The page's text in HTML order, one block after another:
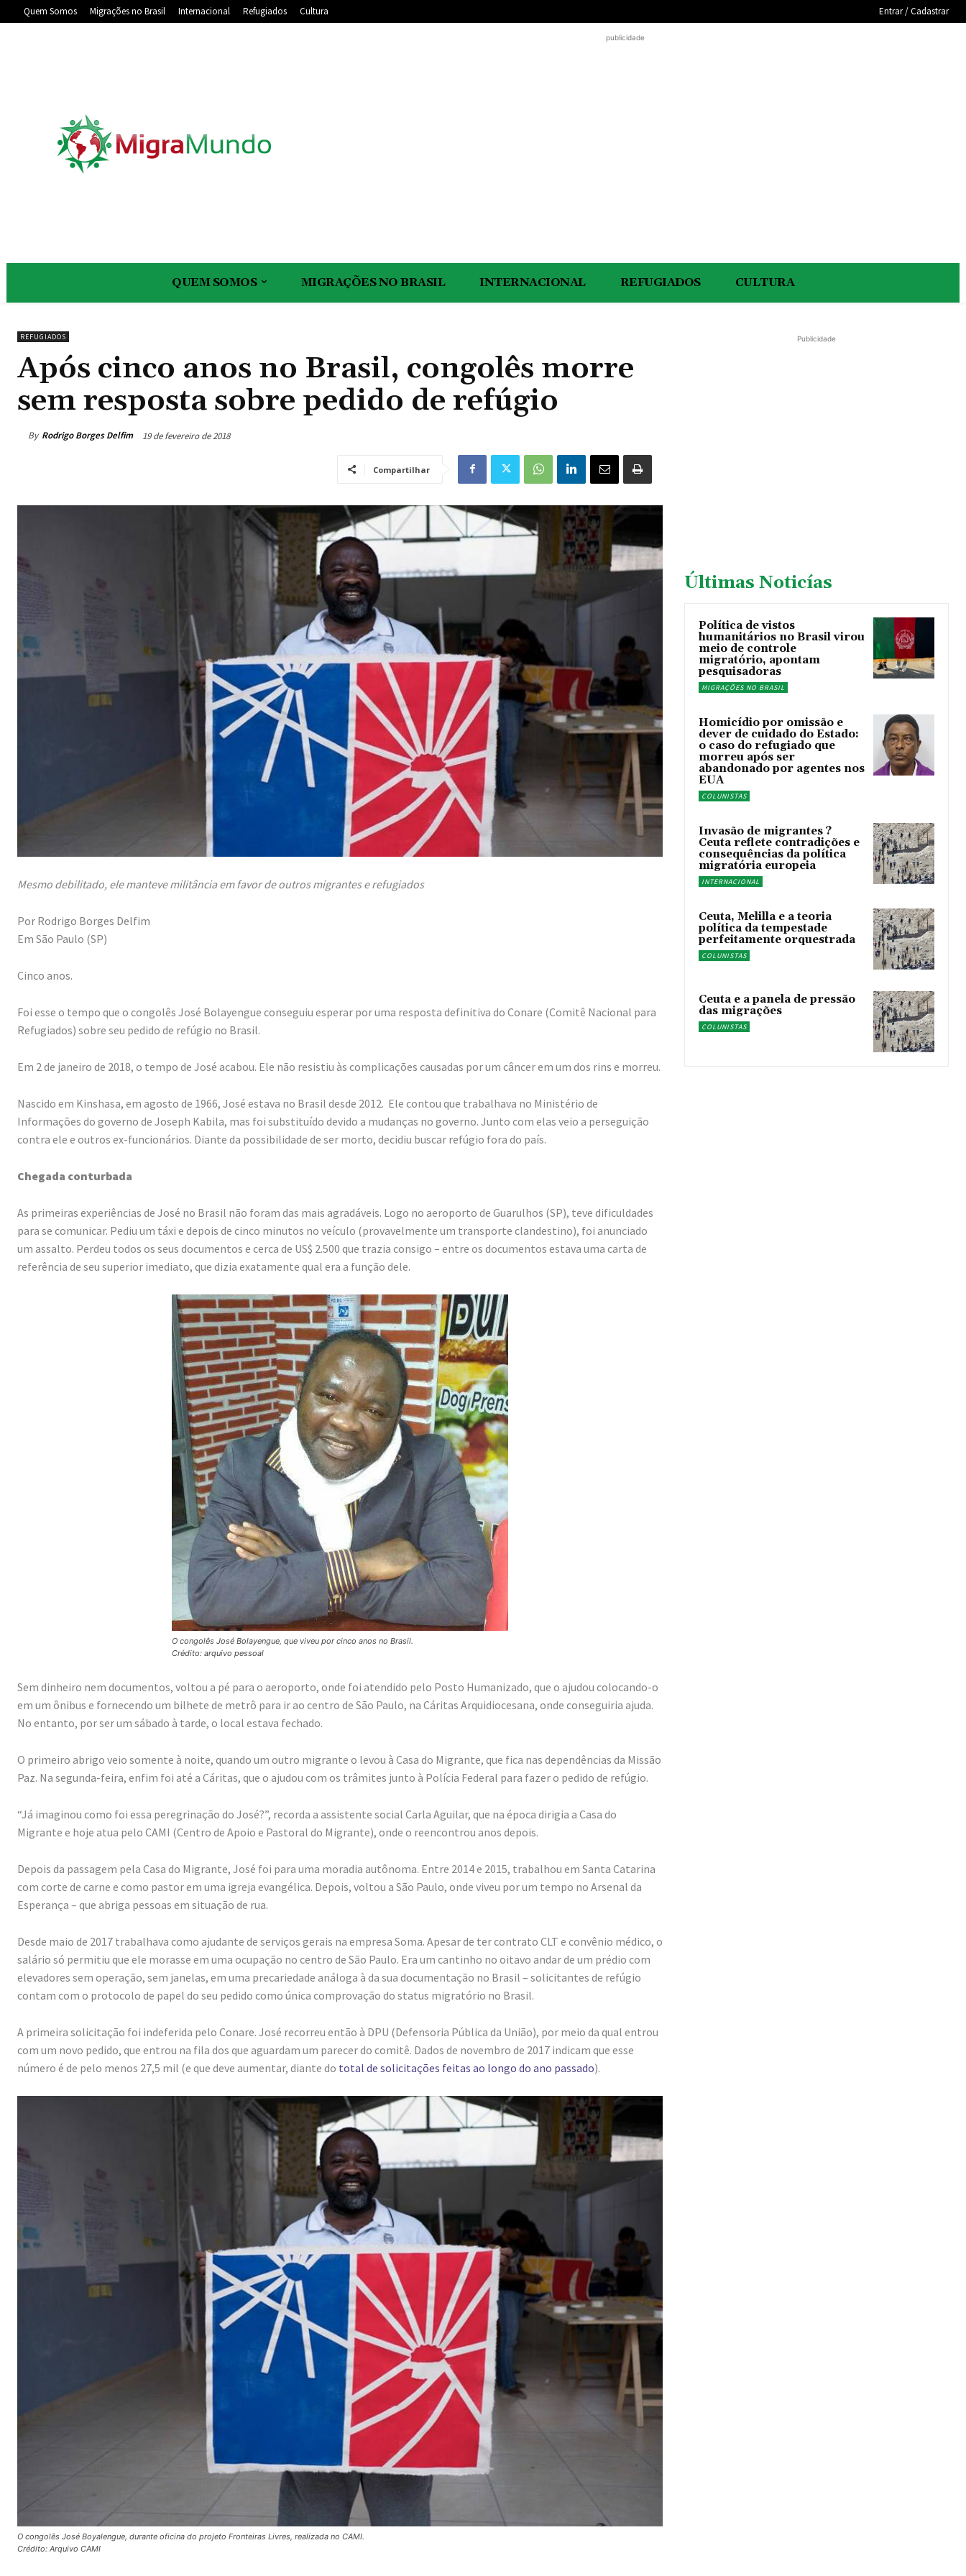
Quem Somos Migrações no Brasil Internacional Refugiados Cultura Entrar / Cadastrar
publicidade
QUEM SOMOS MIGRAÇÕES NO BRASIL INTERNACIONAL REFUGIADOS CULTURA
REFUGIADOS
Após cinco anos no Brasil, congolês morre
sem resposta sobre pedido de refúgio
By Rodrigo Borges Delfim 19 de fevereiro de 2018
Compartilhar
Mesmo debilitado, ele manteve militância em favor de outros migrantes e refugiados
Por Rodrigo Borges Delfim
Em São Paulo (SP)
Cinco anos.
Foi esse o tempo que o congolês José Bolayengue conseguiu esperar por uma resposta definitiva do Conare (Comitê Nacional para
Refugiados) sobre seu pedido de refúgio no Brasil.
Em 2 de janeiro de 2018, o tempo de José acabou. Ele não resistiu às complicações causadas por um câncer em um dos rins e morreu.
Nascido em Kinshasa, em agosto de 1966, José estava no Brasil desde 2012. Ele contou que trabalhava no Ministério de
Informações do governo de Joseph Kabila, mas foi substituído devido a mudanças no governo. Junto com elas veio a perseguição
contra ele e outros ex-funcionários. Diante da possibilidade de ser morto, decidiu buscar refúgio fora do país.
Chegada conturbada
As primeiras experiências de José no Brasil não foram das mais agradáveis. Logo no aeroporto de Guarulhos (SP), teve dificuldades
para se comunicar. Pediu um táxi e depois de cinco minutos no veículo (provavelmente um transporte clandestino), foi anunciado
um assalto. Perdeu todos os seus documentos e cerca de US$ 2.500 que trazia consigo – entre os documentos estava uma carta de
referência de seu superior imediato, que dizia exatamente qual era a função dele.
O congolês José Bolayengue, que viveu por cinco anos no Brasil.
Crédito: arquivo pessoal
Sem dinheiro nem documentos, voltou a pé para o aeroporto, onde foi atendido pelo Posto Humanizado, que o ajudou colocando-o
em um ônibus e fornecendo um bilhete de metrô para ir ao centro de São Paulo, na Cáritas Arquidiocesana, onde conseguiria ajuda.
No entanto, por ser um sábado à tarde, o local estava fechado.
O primeiro abrigo veio somente à noite, quando um outro migrante o levou à Casa do Migrante, que fica nas dependências da Missão
Paz. Na segunda-feira, enfim foi até a Cáritas, que o ajudou com os trâmites junto à Polícia Federal para fazer o pedido de refúgio.
“Já imaginou como foi essa peregrinação do José?”, recorda a assistente social Carla Aguilar, que na época dirigia a Casa do
Migrante e hoje atua pelo CAMI (Centro de Apoio e Pastoral do Migrante), onde o reencontrou anos depois.
Depois da passagem pela Casa do Migrante, José foi para uma moradia autônoma. Entre 2014 e 2015, trabalhou em Santa Catarina
com corte de carne e como pastor em uma igreja evangélica. Depois, voltou a São Paulo, onde viveu por um tempo no Arsenal da
Esperança – que abriga pessoas em situação de rua.
Desde maio de 2017 trabalhava como ajudante de serviços gerais na empresa Soma. Apesar de ter contrato CLT e convênio médico, o
salário só permitiu que ele morasse em uma ocupação no centro de São Paulo. Era um cantinho no oitavo andar de um prédio com
elevadores sem operação, sem janelas, em uma precariedade análoga à da sua documentação no Brasil – solicitantes de refúgio
contam com o protocolo de papel do seu pedido como única comprovação do status migratório no Brasil.
A primeira solicitação foi indeferida pelo Conare. José recorreu então à DPU (Defensoria Pública da União), por meio da qual entrou
com um novo pedido, que entrou na fila dos que aguardam um parecer do comitê. Dados de novembro de 2017 indicam que esse
número é de pelo menos 27,5 mil (e que deve aumentar, diante do total de solicitações feitas ao longo do ano passado).
O congolês José Boyalengue, durante oficina do projeto Fronteiras Livres, realizada no CAMI.
Crédito: Arquivo CAMI
Publicidade
Últimas Noticías
Política de vistos
humanitários no Brasil virou
meio de controle
migratório, apontam
pesquisadoras
MIGRAÇÕES NO BRASIL
Homicídio por omissão e
dever de cuidado do Estado:
o caso do refugiado que
morreu após ser
abandonado por agentes nos
EUA
COLUNISTAS
Invasão de migrantes ?
Ceuta reflete contradições e
consequências da política
migratória europeia
INTERNACIONAL
Ceuta, Melilla e a teoria
política da tempestade
perfeitamente orquestrada
COLUNISTAS
Ceuta e a panela de pressão
das migrações
COLUNISTAS